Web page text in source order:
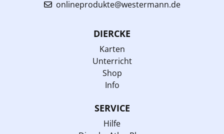
onlineprodukte@westermann.de
DIERCKE
Karten
Unterricht
Shop
Info
SERVICE
Hilfe